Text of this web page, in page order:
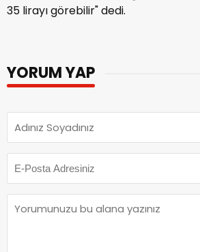
35 lirayı görebilir" dedi.
YORUM YAP